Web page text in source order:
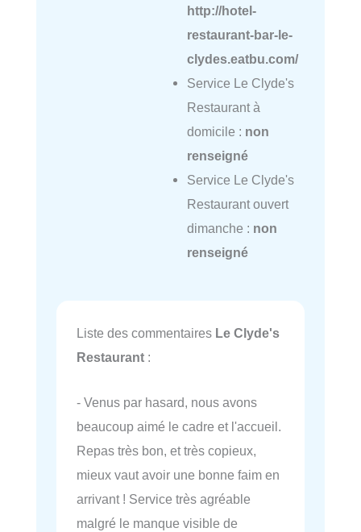
http://hotel-
restaurant-bar-le-
clydes.eatbu.com/
Service Le Clyde's
Restaurant à
domicile : non
renseigné
Service Le Clyde's
Restaurant ouvert
dimanche : non
renseigné
Liste des commentaires Le Clyde's
Restaurant :
- Venus par hasard, nous avons
beaucoup aimé le cadre et l'accueil.
Repas très bon, et très copieux,
mieux vaut avoir une bonne faim en
arrivant ! Service très agréable
malgré le manque visible de